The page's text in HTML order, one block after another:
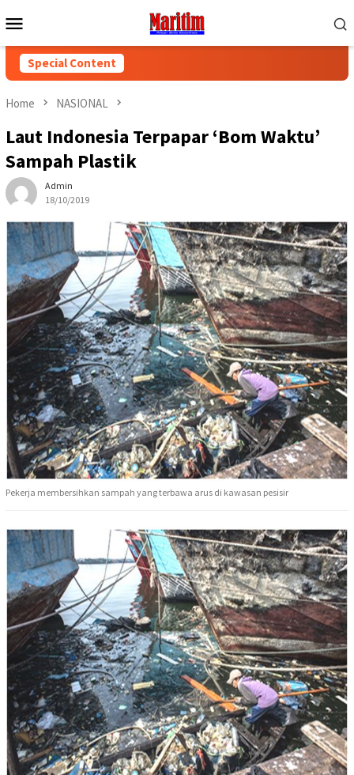
to
Menu
Special Content
Home NASIONAL
Laut Indonesia Terpapar ‘Bom Waktu’
Sampah Plastik
Admin
18/10/2019
Pekerja membersihkan sampah yang terbawa arus di kawasan pesisir